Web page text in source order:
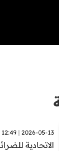
2026-05-13 | 12:49
الاتحادية